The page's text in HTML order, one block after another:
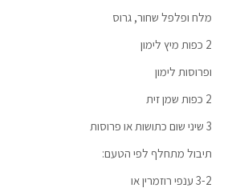
מלח ופלפל שחור, גרוס
2 כפות מיץ לימון
ופרוסות לימון
2 כפות שמן זית
3 שיני שום כתושות או פרוסות
תיבול מתחלף לפי הטעם:
3-2 ענפי רוזמרין או